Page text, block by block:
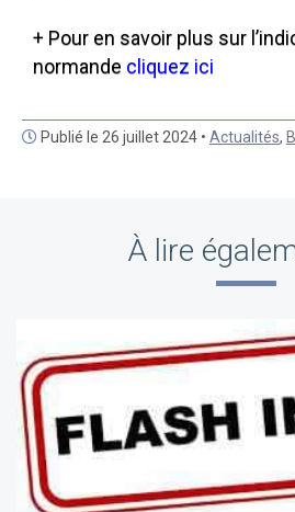
+ Pour en savoir plus sur
normande cliquez ici
Publié le 26 juillet 2024 • Actualités,
À lire